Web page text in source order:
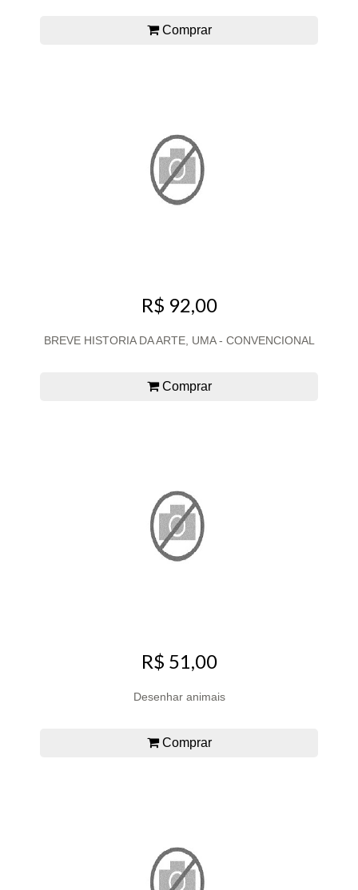
Comprar
R$ 92,00
BREVE HISTORIA DA ARTE, UMA - CONVENCIONAL
Comprar
R$ 51,00
Desenhar animais
Comprar